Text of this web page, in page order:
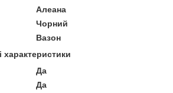
Алеана
Чорний
Вазон
характеристики
Да
Да